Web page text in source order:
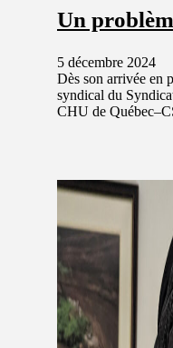
Un
5 décembre 2024
Dès son arrivée en
syndical du
CHU de